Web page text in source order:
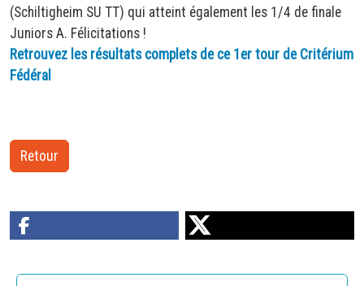
(Schiltigheim SU TT) qui atteint également les 1/4 de finale
Juniors A. Félicitations !
Retrouvez les résultats complets de ce 1er tour de Critérium
Fédéral
Retour